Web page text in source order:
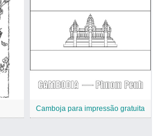
Camboja para impressão gratuita